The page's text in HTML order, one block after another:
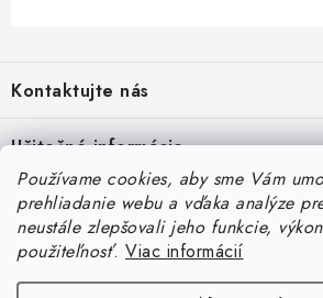
Používame cookies, aby sme Vám
prehliadanie webu a vďaka analýze
neustále zlepšovali jeho funkcie,
použiteľnosť. Viac informácií
p
ä
t
Kontaktujte nás
Tel.:+421 944 802 446
Email:info@pipers.sk
Otváracia doba : Po – Pi 12:00 – 16:00
Užitočné informácie
Vernostný program a zľavy
Obchodné podmienky
Naše správy
Predstavujeme novú líniu Piper’s BARF FRESH
Nájdete nás